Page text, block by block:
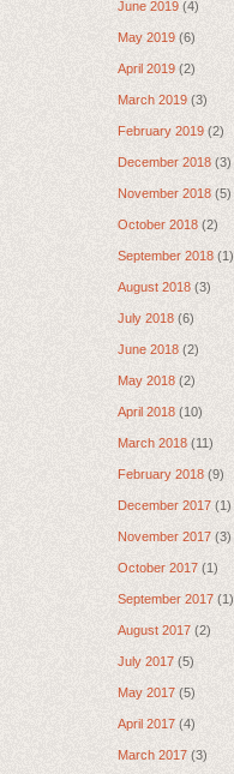
June 2019 (4)
May 2019 (6)
April 2019 (2)
March 2019 (3)
February 2019 (2)
December 2018 (3)
November 2018 (5)
October 2018 (2)
September 2018 (1)
August 2018 (3)
July 2018 (6)
June 2018 (2)
May 2018 (2)
April 2018 (10)
March 2018 (11)
February 2018 (9)
December 2017 (1)
November 2017 (3)
October 2017 (1)
September 2017 (1)
August 2017 (2)
July 2017 (5)
May 2017 (5)
April 2017 (4)
March 2017 (3)